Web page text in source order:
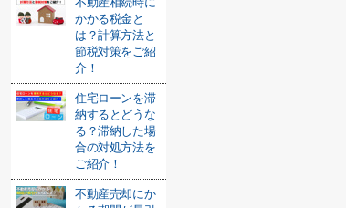
かかる税金と
は？計算方法と
節税対策をご紹
介！
住宅ローンを滞
納するとどうな
る？滞納した場
合の対処方法を
ご紹介！
不動産売却にか